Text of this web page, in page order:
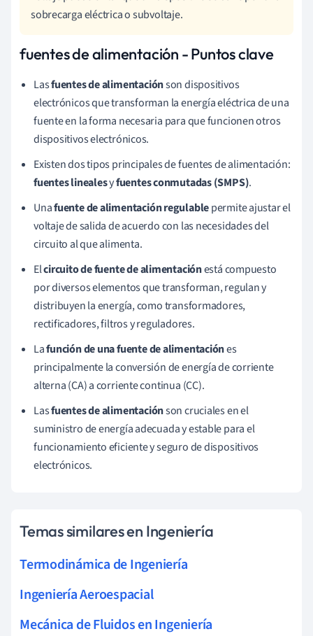
sobrecarga eléctrica o subvoltaje.
fuentes de alimentación - Puntos clave
Lasfuentes de alimentaciónson dispositivos
electrónicos que transforman la energía eléctrica de una
fuente en la forma necesaria para que funcionen otros
dispositivos electrónicos.
Existen dos tipos principales de fuentes de alimentación:
fuentes linealesyfuentes conmutadas (SMPS).
Unafuente de alimentación regulablepermite ajustar el
voltaje de salida de acuerdo con las necesidades del
circuito al que alimenta.
Elcircuito de fuente de alimentaciónestá compuesto
por diversos elementos que transforman, regulan y
distribuyen la energía, como transformadores,
rectificadores, filtros y reguladores.
Lafunción de una fuente de alimentaciónes
principalmente la conversión de energía de corriente
alterna (CA) a corriente continua (CC).
Lasfuentes de alimentaciónson cruciales en el
suministro de energía adecuada y estable para el
funcionamiento eficiente y seguro de dispositivos
electrónicos.
Temas similares en Ingeniería
Termodinámica de Ingeniería
Ingeniería Aeroespacial
Mecánica de Fluidos en Ingeniería